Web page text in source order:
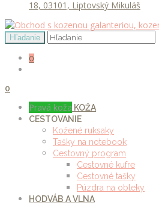
18, 03101, Liptovský Mikuláš
0
0
Pravá koža KOŽA
CESTOVANIE
Kožené ruksaky
Tašky na notebook
Cestovný program
Cestovné kufre
Cestovné tašky
Púzdra na obleky
HODVÁB A VLNA